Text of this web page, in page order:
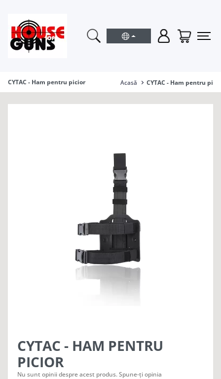
CYTAC - Ham pentru picior Acasă CYTAC - Ham pentru
CYTAC - HAM PENTRU
PICIOR
Nu sunt opinii despre acest produs. Spune-ți opinia